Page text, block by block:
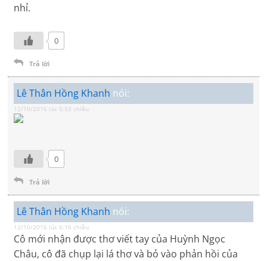
nhỉ.
0
Trả lời
Lê Thân Hồng Khanh nói:
12/10/2016 lúc 5:53 chiều
0
Trả lời
Lê Thân Hồng Khanh nói:
12/10/2016 lúc 6:16 chiều
Cô mới nhận được thơ viết tay của Huỳnh Ngọc
Châu, cô đã chụp lại lá thơ và bỏ vào phản hồi của